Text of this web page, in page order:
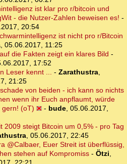
ist klar pro r/bitcoin und
- die Nutzer-Zahlen beweisen es! -
20:54
ist nicht pro r/Bitcoin
, 05.06.2017, 11:25
die Fakten zeigt ein klares Bild -
17:52
Leser kennt ... - Zarathustra,
21:25
von beiden - ich kann so nichts
wenn ihr Euch anpflaumt, würde
gern! (oT)
- bude, 05.06.2017,
2009 steigt Bitcoin um 0,5% - pro Tag
, 05.06.2017, 22:45
@Calbaer, Euer Streit ist überflüssig,
stehen auf Kompromiss - Ötzi,